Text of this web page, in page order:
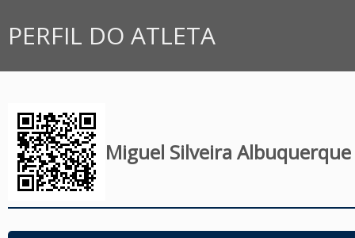
PERFIL DO ATLETA
Miguel Silveira Albuquerque